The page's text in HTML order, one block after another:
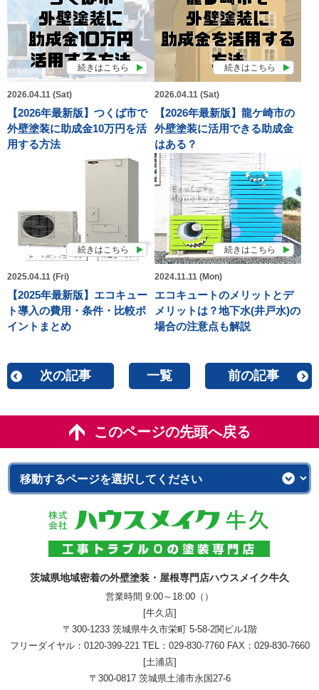
続きはこちら
2026.04.11 (Sat)
【2026年最新版】つくば市で
外壁塗装に助成金10万円を活
用する方法
続きはこちら
2026.04.11 (Sat)
【2026年最新版】龍ケ崎市の
外壁塗装に活用できる助成金
はある？
続きはこちら
2025.04.11 (Fri)
【2025年最新版】エコキュー
ト導入の費用・条件・比較ポ
イントまとめ
続きはこちら
2024.11.11 (Mon)
エコキュートのメリットとデ
メリットは？地下水(井戸水)の
場合の注意点も解説
次の記事 一覧 前の記事
このページの先頭へ戻る
茨城県地域密着の外壁塗装・屋根専門店ハウスメイク牛久
営業時間 9:00～18:00（）
[牛久店]
〒300-1233 茨城県牛久市栄町 5-58-2関ビル1階
フリーダイヤル： 0120-399-221TEL： 029-830-7760FAX：029-830-7660
[土浦店]
〒300-0817 茨城県土浦市永国27-6